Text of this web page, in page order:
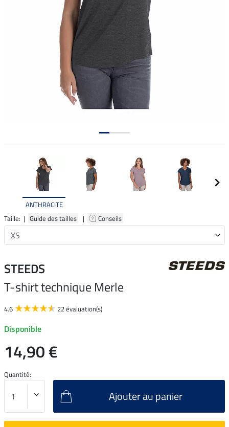
ANTHRACITE
Taille: | Guide des tailles | Conseils
STEEDS
T-shirt technique Merle
4.6 22 évaluation(s)
Disponible
14,90 €
Quantité:
Ajouter au panier